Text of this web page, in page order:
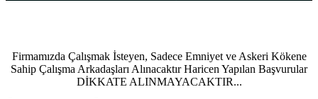
Firmamızda Çalışmak İsteyen, Sadece Emniyet ve Askeri Kökene
Sahip Çalışma Arkadaşları Alınacaktır Haricen Yapılan Başvurular
DİKKATE ALINMAYACAKTIR...